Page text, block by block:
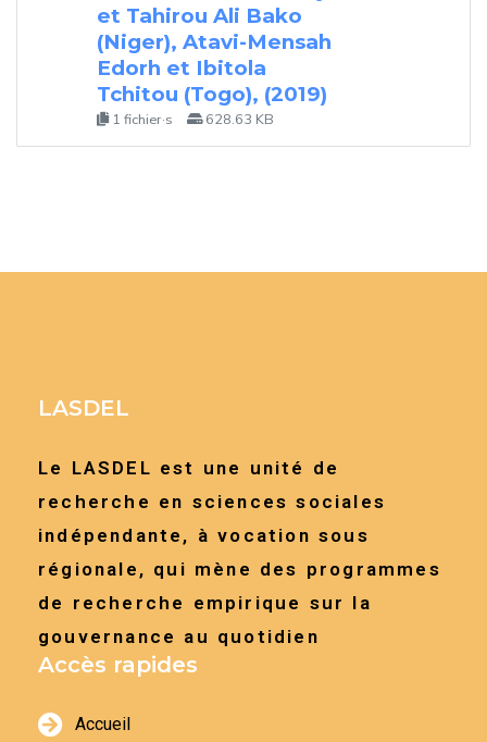
et Tahirou Ali Bako
(Niger), Atavi-Mensah
Edorh et Ibitola
Tchitou (Togo), (2019)
1 fichier·s 628.63 KB
LASDEL
Le LASDEL est une unité de
recherche en sciences sociales
indépendante, à vocation sous
régionale, qui mène des programmes
de recherche empirique sur la
gouvernance au quotidien
Accès rapides
Accueil